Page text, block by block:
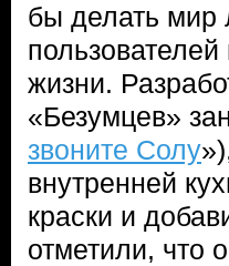
бы делать мир
пользователей
жизни.
«Безумцев»
звоните Солу
внутренней
краски и
отметили, что